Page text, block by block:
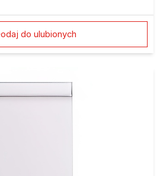
do ulubionych